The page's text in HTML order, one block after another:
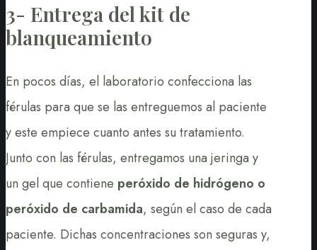
3- Entrega del kit de
blanqueamiento
En pocos días, el laboratorio confecciona las
férulas para que se las entreguemos al paciente
y este empiece cuanto antes su tratamiento.
Junto con las férulas, entregamos una jeringa y
un gel que contiene peróxido de hidrógeno o
peróxido de carbamida, según el caso de cada
paciente. Dichas concentraciones son seguras y,